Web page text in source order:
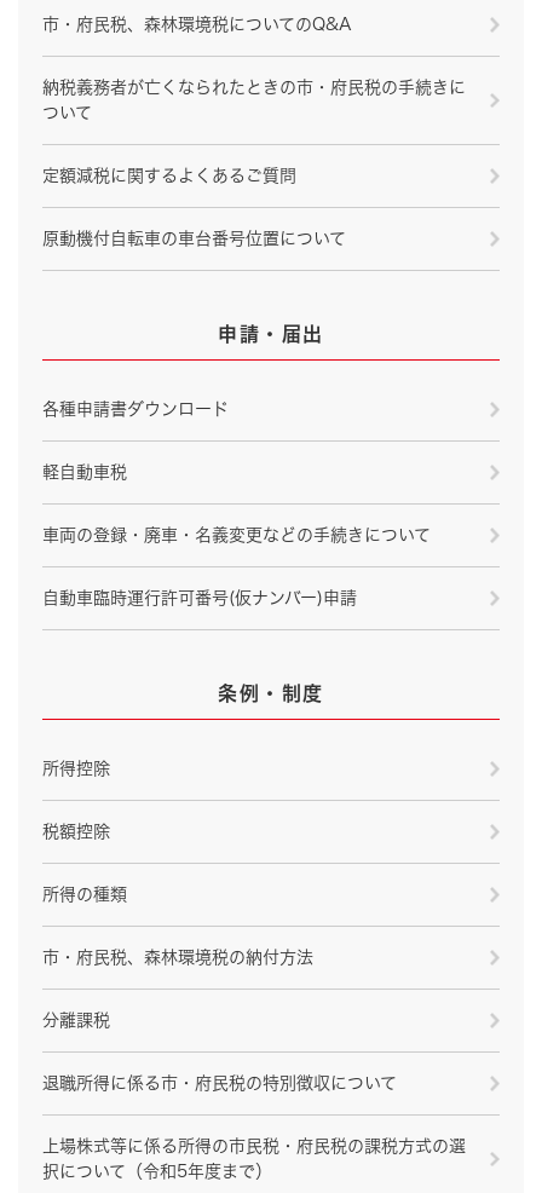
市・府民税、森林環境税についてのQ&A
納税義務者が亡くなられたときの市・府民税の手続きに
ついて
定額減税に関するよくあるご質問
原動機付自転車の車台番号位置について
申請・届出
各種申請書ダウンロード
軽自動車税
車両の登録・廃車・名義変更などの手続きについて
自動車臨時運行許可番号(仮ナンバー)申請
条例・制度
所得控除
税額控除
所得の種類
市・府民税、森林環境税の納付方法
分離課税
退職所得に係る市・府民税の特別徴収について
上場株式等に係る所得の市民税・府民税の課税方式の選
択について​（令和5年度まで）